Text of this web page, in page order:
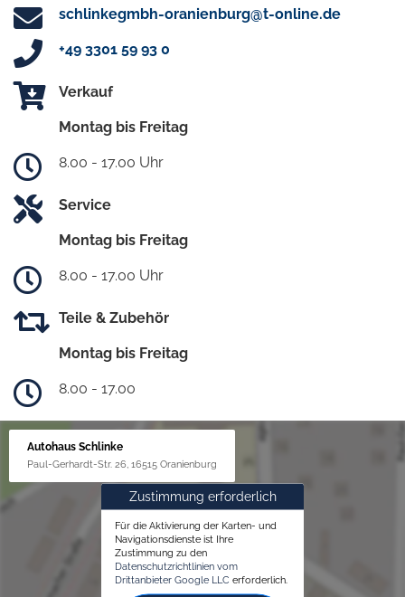
schlinkegmbh-oranienburg@t-online.de
+49 3301 59 93 0
Verkauf
Montag bis Freitag
8.00 - 17.00 Uhr
Service
Montag bis Freitag
8.00 - 17.00 Uhr
Teile & Zubehör
Montag bis Freitag
8.00 - 17.00
Autohaus Schlinke
Paul-Gerhardt-Str. 26, 16515 Oranienburg
Zustimmung erforderlich
Für die Aktivierung der Karten- und
Navigationsdienste ist Ihre
Zustimmung zu den
Datenschutzrichtlinien vom
Drittanbieter Google LLC erforderlich.